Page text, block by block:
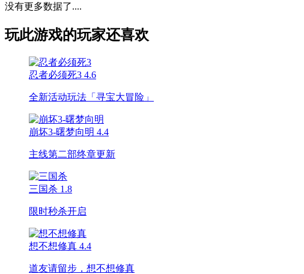
没有更多数据了....
玩此游戏的玩家还喜欢
忍者必须死3 4.6
全新活动玩法「寻宝大冒险」
崩坏3-曙梦向明 4.4
主线第二部终章更新
三国杀 1.8
限时秒杀开启
想不想修真 4.4
道友请留步，想不想修真